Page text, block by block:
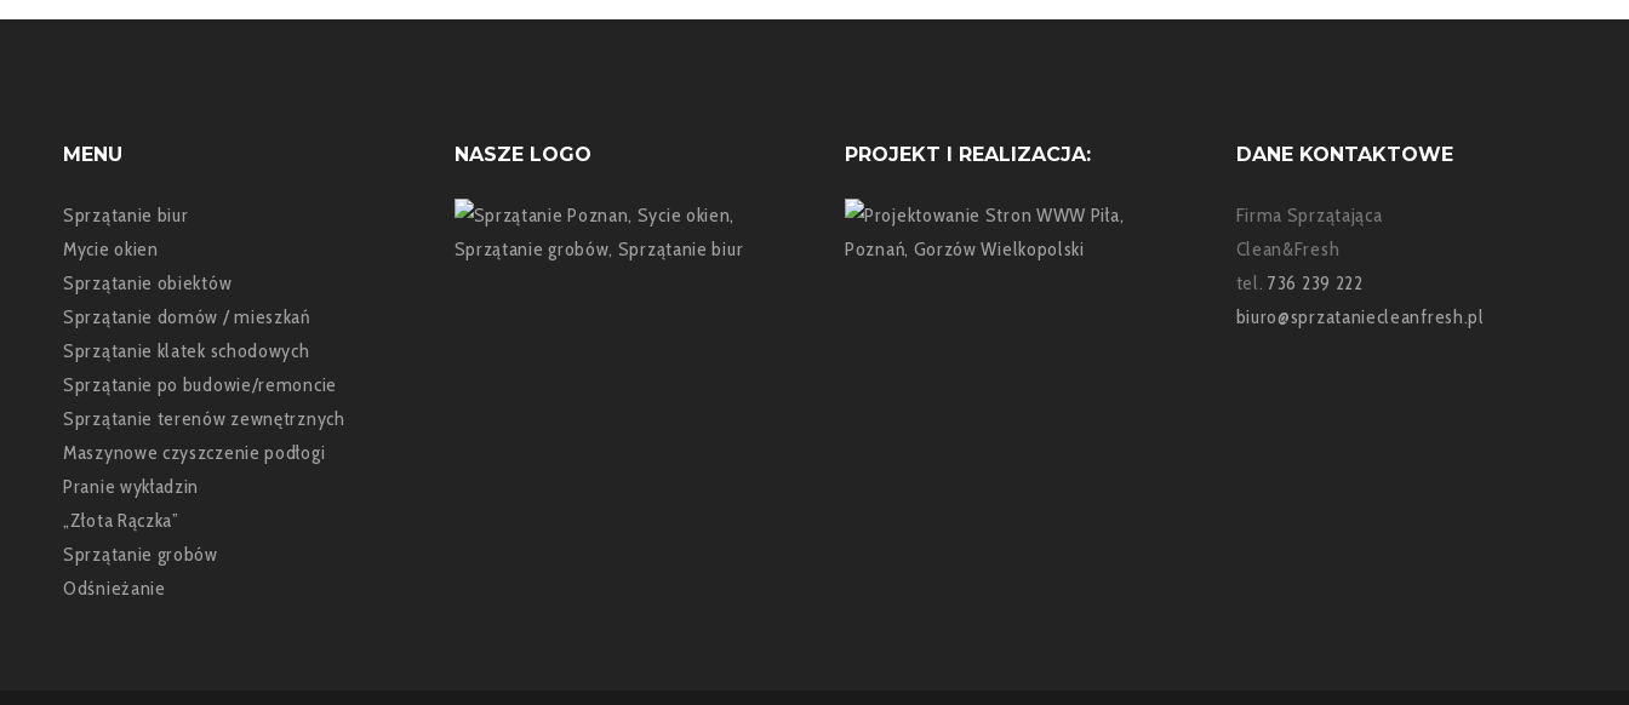
MENU
Sprzątanie biur
Mycie okien
Sprzątanie obiektów
Sprzątanie domów / mieszkań
Sprzątanie klatek schodowych
Sprzątanie po budowie/remoncie
Sprzątanie terenów zewnętrznych
Maszynowe czyszczenie podłogi
Pranie wykładzin
„Złota Rączka”
Sprzątanie grobów
Odśnieżanie
NASZE LOGO PROJEKT I REALIZACJA: DANE KONTAKTOWE
Firma Sprzątająca
Clean&Fresh
tel. 736 239 222
biuro@sprzataniecleanfresh.pl